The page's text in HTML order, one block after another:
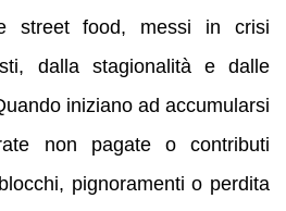
street food, messi in crisi
dalla stagionalità e dalle
iniziano ad accumularsi
non pagate o contributi
pignoramenti o perdita